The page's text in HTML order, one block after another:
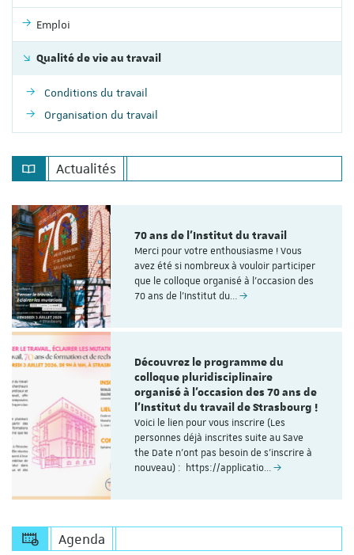
Emploi
Qualité de vie au travail
Conditions du travail
Organisation du travail
Actualités
70 ans de l'Institut du travail
Merci pour votre enthousiasme ! Vous
avez été si nombreux à vouloir participer
que le colloque organisé à l'occasion des
70 ans de l’Institut du…
Découvrez le programme du
colloque pluridisciplinaire
organisé à l'occasion des 70 ans de
l'Institut du travail de Strasbourg !
Voici le lien pour vous inscrire (Les
personnes déjà inscrites suite au Save
the Date n'ont pas besoin de s'inscrire à
nouveau) : https://applicatio…
Agenda